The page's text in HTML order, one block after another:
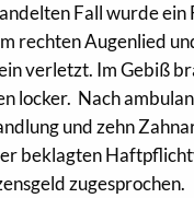
Fall wurde
rechten Augenlied
verletzt. Im Gebiß
locker. Nach
und zehn
beklagten
zugesprochen.